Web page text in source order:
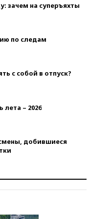
зачем на суперъяхты
по следам
с собой в отпуск?
лета – 2026
добившиеся